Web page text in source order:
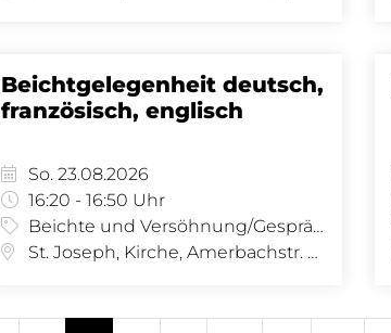
Beichtgelegenheit deutsch,
französisch, englisch
So. 23.08.2026
16:20 - 16:50 Uhr
Beichte und Versöhnung/Gespräch
St. Joseph, Kirche, Amerbachstr. 9, 4057 Basel